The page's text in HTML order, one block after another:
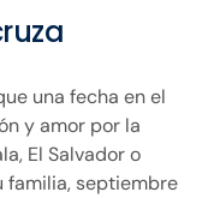
una fecha en el
y amor por la
El Salvador o
familia, septiembre